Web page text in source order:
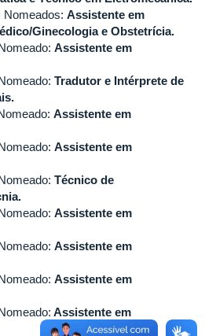
Nomeados: Assistente em
Ginecologia e Obstetrícia.
Assistente em
Tradutor e Intérprete de
Assistente em
Assistente em
Técnico de
Assistente em
Assistente em
Assistente em
Assistente em